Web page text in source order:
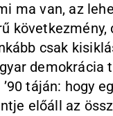
ma van, az
következmény,
csak
demokrácia
táján: hogy
előáll az